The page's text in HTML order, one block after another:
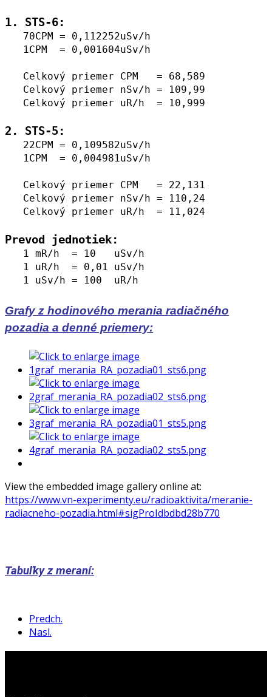
1. STS-6:
70CPM = 0,112252uSv/h
1CPM = 0,001604uSv/h
Celkový priemer CPM = 68,589
Celkový priemer nSv/h = 109,99
Celkový priemer uR/h = 10,999
2. STS-5:
22CPM = 0,109582uSv/h
1CPM = 0,004981uSv/h
Celkový priemer CPM = 22,131
Celkový priemer nSv/h = 110,24
Celkový priemer uR/h = 11,024
Prevod jednotiek:
1 mR/h = 10 uSv/h
1 uR/h = 0,01 uSv/h
1 uSv/h = 100 uR/h
Grafy z hodinového merania radiačného
pozadia a denné priemery:
View the embedded image gallery online at:
https://www.vn-experimenty.eu/radioaktivita/meranie-
radiacneho-pozadia.html#sigProIdbdbd28b770
Tabuľky z meraní:
Predch.
Nasl.